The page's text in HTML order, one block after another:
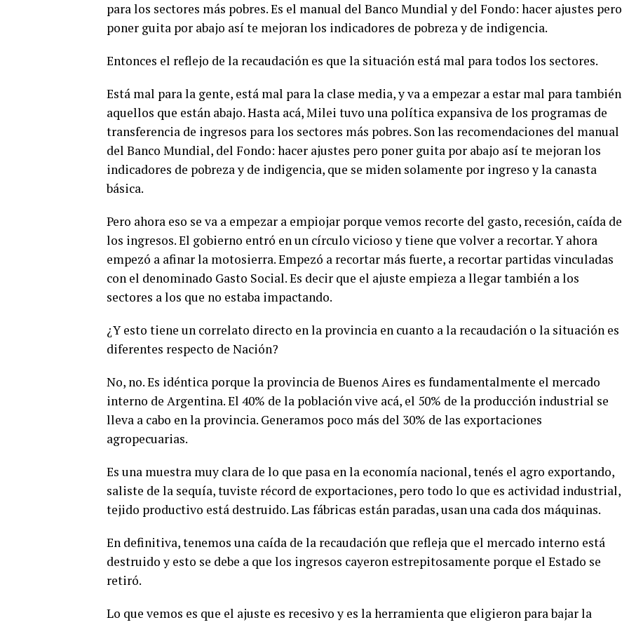
para los sectores más pobres. Es el manual del Banco Mundial y del Fondo: hacer ajustes pero
poner guita por abajo así te mejoran los indicadores de pobreza y de indigencia.
Entonces el reflejo de la recaudación es que la situación está mal para todos los sectores.
Está mal para la gente, está mal para la clase media, y va a empezar a estar mal para también
aquellos que están abajo. Hasta acá, Milei tuvo una política expansiva de los programas de
transferencia de ingresos para los sectores más pobres. Son las recomendaciones del manual
del Banco Mundial, del Fondo: hacer ajustes pero poner guita por abajo así te mejoran los
indicadores de pobreza y de indigencia, que se miden solamente por ingreso y la canasta
básica.
Pero ahora eso se va a empezar a empiojar porque vemos recorte del gasto, recesión, caída de
los ingresos. El gobierno entró en un círculo vicioso y tiene que volver a recortar. Y ahora
empezó a afinar la motosierra. Empezó a recortar más fuerte, a recortar partidas vinculadas
con el denominado Gasto Social. Es decir que el ajuste empieza a llegar también a los
sectores a los que no estaba impactando.
¿Y esto tiene un correlato directo en la provincia en cuanto a la recaudación o la situación es
diferentes respecto de Nación?
No, no. Es idéntica porque la provincia de Buenos Aires es fundamentalmente el mercado
interno de Argentina. El 40% de la población vive acá, el 50% de la producción industrial se
lleva a cabo en la provincia. Generamos poco más del 30% de las exportaciones
agropecuarias.
Es una muestra muy clara de lo que pasa en la economía nacional, tenés el agro exportando,
saliste de la sequía, tuviste récord de exportaciones, pero todo lo que es actividad industrial,
tejido productivo está destruido. Las fábricas están paradas, usan una cada dos máquinas.
En definitiva, tenemos una caída de la recaudación que refleja que el mercado interno está
destruido y esto se debe a que los ingresos cayeron estrepitosamente porque el Estado se
retiró.
Lo que vemos es que el ajuste es recesivo y es la herramienta que eligieron para bajar la